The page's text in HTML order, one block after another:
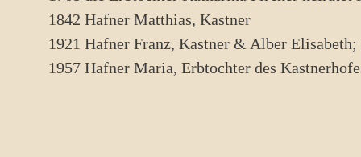
1842 Hafner Matthias, Kastner
1921 Hafner Franz, Kastner & Alber
1957 Hafner Maria, Erbtochter des